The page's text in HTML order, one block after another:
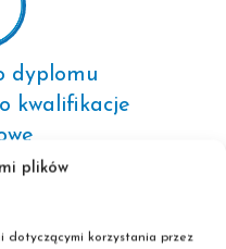
plików
dotyczącymi korzystania przez
dyplomu
kwalifikacje